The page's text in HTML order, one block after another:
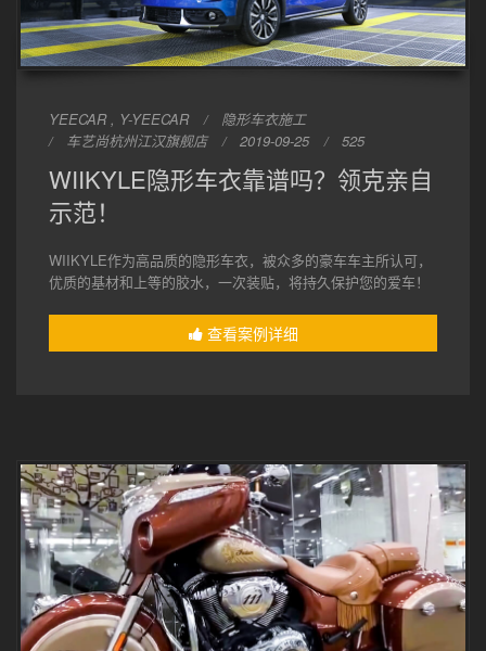
YEECAR , Y-YEECAR
隐形车衣施工
车艺尚杭州江汉旗舰店
2019-09-25 525
WIIKYLE隐形车衣靠谱吗？领克亲自
示范！
WIIKYLE作为高品质的隐形车衣，被众多的豪车车主所认可，
优质的基材和上等的胶水，一次装贴，将持久保护您的爱车！
查看案例详细